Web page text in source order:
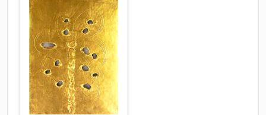
売却希望時期 【任意】
すぐに売りたい
その他
他社様の査定価格 【任意】